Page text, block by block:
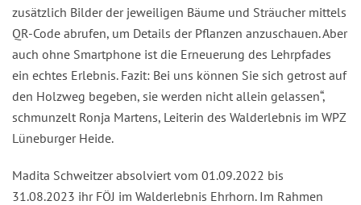
zusätzlich Bilder der jeweiligen Bäume und Sträucher mittels
QR-Code abrufen, um Details der Pflanzen anzuschauen. Aber
auch ohne Smartphone ist die Erneuerung des Lehrpfades
ein echtes Erlebnis. Fazit: Bei uns können Sie sich getrost auf
den Holzweg begeben, sie werden nicht allein gelassen“,
schmunzelt Ronja Martens, Leiterin des Walderlebnis im WPZ
Lüneburger Heide.
Madita Schweitzer absolviert vom 01.09.2022 bis
31.08.2023 ihr FÖJ im Walderlebnis Ehrhorn. Im Rahmen